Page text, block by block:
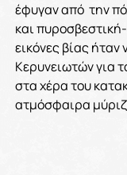
έφυγαν από την
και
εικόνες βίας
Κερυνειωτών για
στα χέρα του
ατμόσφαιρα